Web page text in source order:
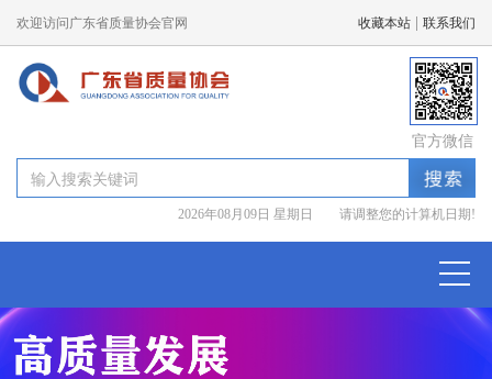
欢迎访问广东省质量协会官网 收藏本站 联系我们
官方微信
2026年08月09日 星期日 请调整您的计算机日期!